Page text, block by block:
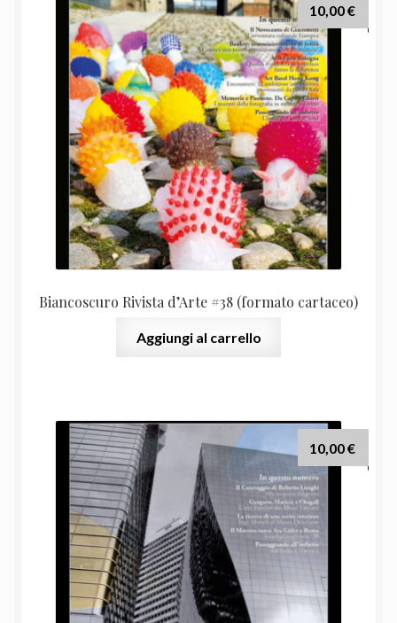
Biancoscuro Rivista d’Arte #38 (formato cartaceo)
10,00€
Aggiungi al carrello
10,00€